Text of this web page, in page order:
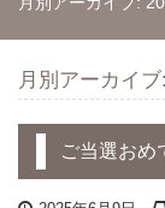
月別アーカイブ
ご当選おめ